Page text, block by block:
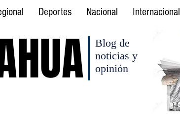
Deportes Nacional Internacional
Blog de
noticias y
opinión